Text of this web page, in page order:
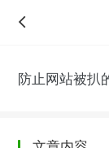
防止网站被扒